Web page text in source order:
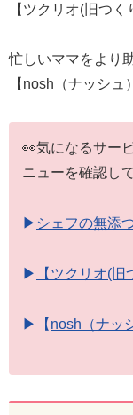
【ツクリオ(旧つく
忙しいママをより
【nosh（ナッシュ
👀気になるサー
ニューを確認し
▶ シェフの無添
▶ 【ツクリオ(旧
▶【 nosh（ナッ